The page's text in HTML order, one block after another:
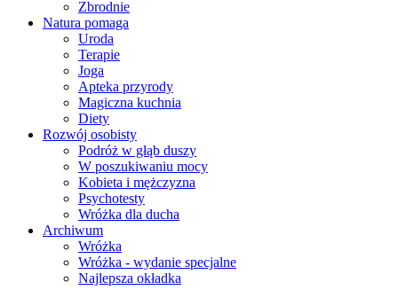
Zbrodnie
Natura pomaga
Uroda
Terapie
Joga
Apteka przyrody
Magiczna kuchnia
Diety
Rozwój osobisty
Podróż w głąb duszy
W poszukiwaniu mocy
Kobieta i mężczyzna
Psychotesty
Wróżka dla ducha
Archiwum
Wróżka
Wróżka - wydanie specjalne
Najlepsza okładka